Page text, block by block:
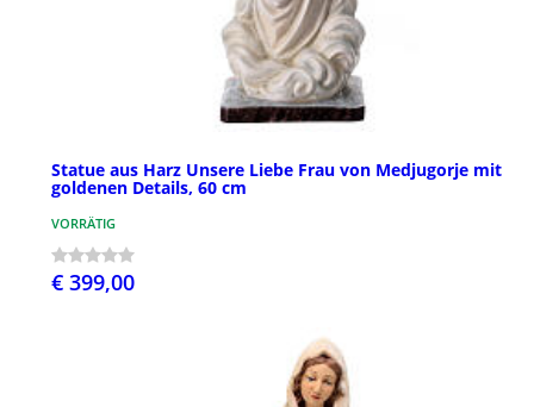
Statue aus Harz Unsere Liebe Frau von Medjugorje mit
goldenen Details, 60 cm
VORRÄTIG
€ 399,00